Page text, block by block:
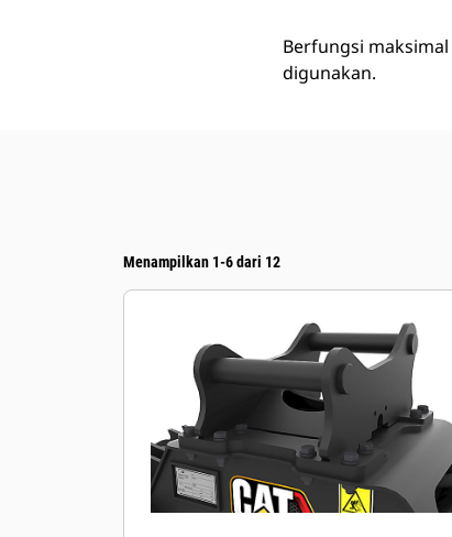
Berfungsi
digunakan.
Menampilkan 1-6 dari 12